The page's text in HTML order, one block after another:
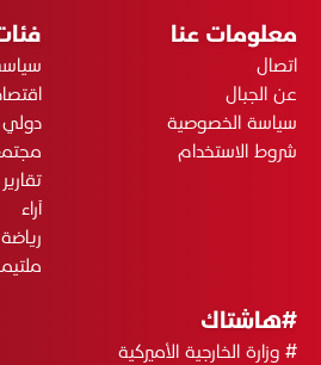
معلومات عنا
اتصال
عن الجبال
سياسة الخصوصية
شروط الاستخدام
دولي
تقارير
آراء
رياضة
#هاشتاك
# وزارة الخارجية الأميركية